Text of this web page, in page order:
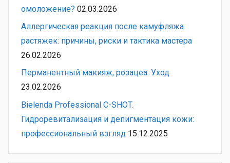
омоложение? 02.03.2026
Аллергическая реакция после камуфляжа
растяжек: причины, риски и тактика мастера
26.02.2026
Перманентный макияж, розацеа. Уход
23.02.2026
Bielenda Professional C-SHOT.
Гидроревитализация и депигментация кожи:
профессиональный взгляд 15.12.2025